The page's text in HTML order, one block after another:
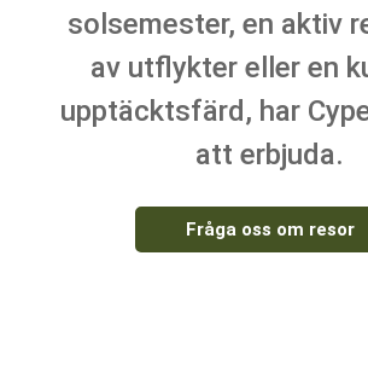
solsemester, en aktiv
av utflykter eller en
upptäcktsfärd, har
att erbjuda.
Fråga oss om resor